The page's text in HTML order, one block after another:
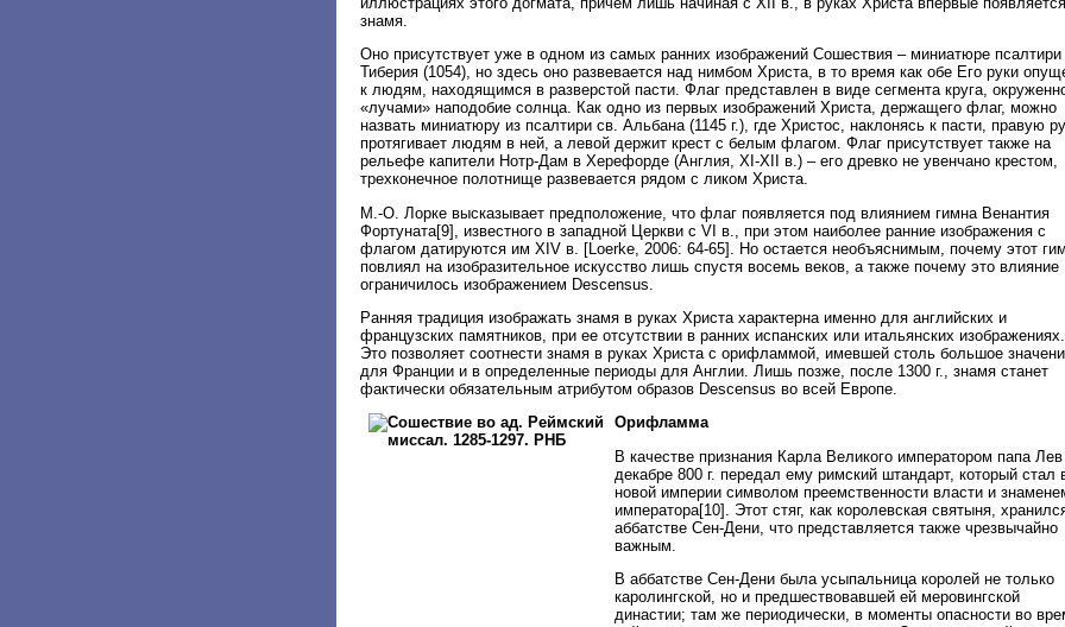
знамя.
Оно присутствует уже в одном из самых ранних изображений Сошествия – миниатюре псалтири
Тиберия (1054), но здесь оно развевается над нимбом Христа, в то время как обе Его руки
к людям, находящимся в разверстой пасти. Флаг представлен в виде сегмента круга,
«лучами» наподобие солнца. Как одно из первых изображений Христа, держащего флаг, можно
назвать миниатюру из псалтири св. Альбана (1145 г.), где Христос, наклонясь к пасти, правую
протягивает людям в ней, а левой держит крест с белым флагом. Флаг присутствует также на
рельефе капители Нотр-Дам в Херефорде (Англия, XI-XII в.) – его древко не увенчано крестом,
трехконечное полотнище развевается рядом с ликом Христа.
М.-О. Лорке высказывает предположение, что флаг появляется под влиянием гимна Венантия
Фортуната[9], известного в западной Церкви с VI в., при этом наиболее ранние изображения с
флагом датируются им XIV в. [Loerke, 2006: 64-65]. Но остается необъяснимым, почему этот
повлиял на изобразительное искусство лишь спустя восемь веков, а также почему это влияние
ограничилось изображением Descensus.
Ранняя традиция изображать знамя в руках Христа характерна именно для английских и
французских памятников, при ее отсутствии в ранних испанских или итальянских изображениях.
Это позволяет соотнести знамя в руках Христа с орифламмой, имевшей столь большое
для Франции и в определенные периоды для Англии. Лишь позже, после 1300 г., знамя станет
фактически обязательным атрибутом образов Descensus во всей Европе.
Орифламма
В качестве признания Карла Великого императором папа
декабре 800 г. передал ему римский штандарт, который стал
новой империи символом преемственности власти и
императора[10]. Этот стяг, как королевская святыня,
аббатстве Сен-Дени, что представляется также чрезвычайно
важным.
В аббатстве Сен-Дени была усыпальница королей не только
каролингской, но и предшествовавшей ей меровингской
династии; там же периодически, в моменты опасности во